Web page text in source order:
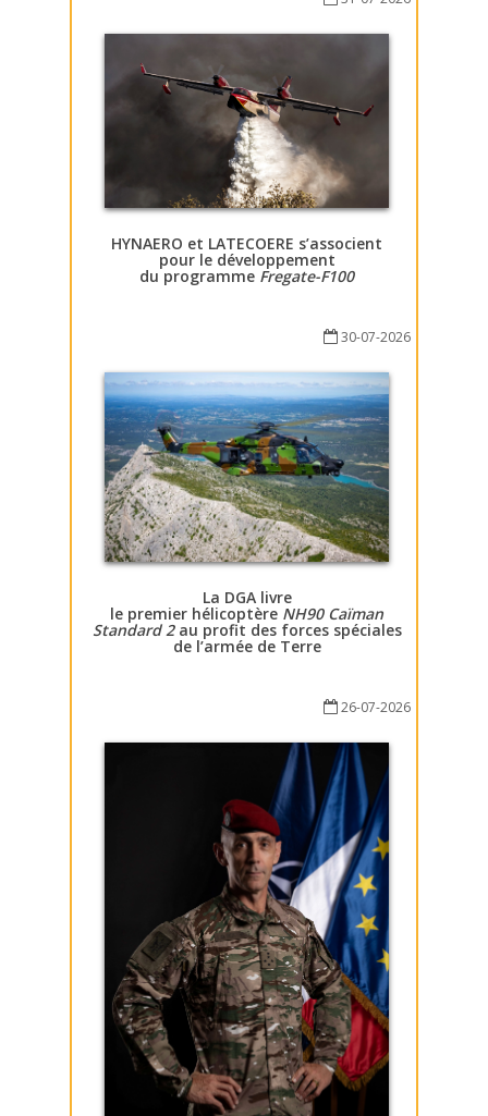
HYNAERO et LATECOERE s’associent
pour le développement
du programme Fregate-F100
30-07-2026
La DGA livre
le premier hélicoptère NH90 Caïman
Standard 2au profit des forces spéciales
de l’armée de Terre
26-07-2026